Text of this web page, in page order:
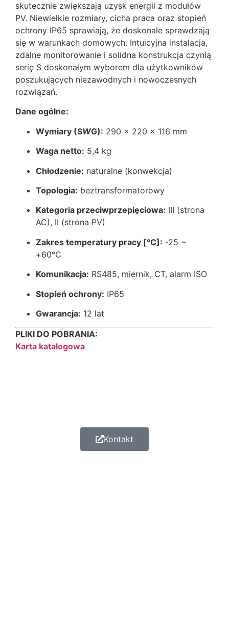
skutecznie zwiększają uzysk energii z modułów
PV. Niewielkie rozmiary, cicha praca oraz stopień
ochrony IP65 sprawiają, że doskonale sprawdzają
się w warunkach domowych. Intuicyjna instalacja,
zdalne monitorowanie i solidna konstrukcja czynią
serię S doskonałym wyborem dla użytkowników
poszukujących niezawodnych i nowoczesnych
rozwiązań.
Dane ogólne:
Wymiary (SWG): 290 x 220 x 116 mm
Waga netto: 5,4 kg
Chłodzenie: naturalne (konwekcja)
Topologia: beztransformatorowy
Kategoria przeciwprzepięciowa: III (strona
AC), II (strona PV)
Zakres temperatury pracy [°C]: -25 ~
+60°C
Komunikacja: RS485, miernik, CT, alarm ISO
Stopień ochrony: IP65
Gwarancja: 12 lat
PLIKI DO POBRANIA:
Karta katalogowa
Kontakt